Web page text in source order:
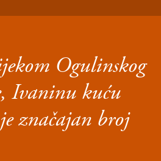
Ogulinskog
Ivaninu kuću
značajan broj